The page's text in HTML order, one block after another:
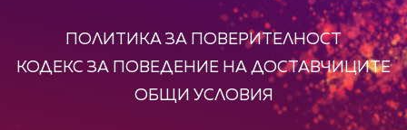
ПОЛИТИКА ЗА ПОВЕРИТЕЛНОСТ
КОДЕКС ЗА ПОВЕДЕНИЕ НА ДОСТАВЧИЦИТЕ
ОБЩИ УСЛОВИЯ